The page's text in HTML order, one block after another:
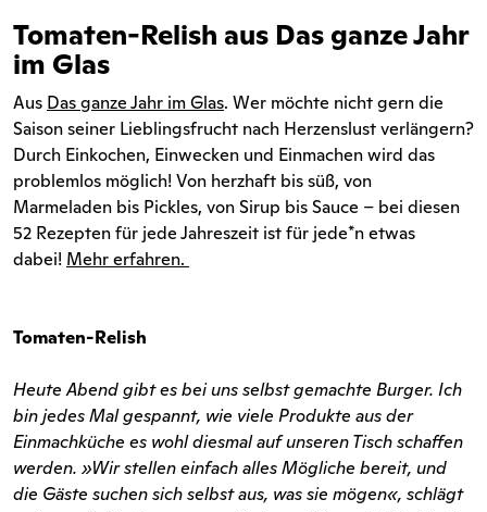
Tomaten-Relish aus Das ganze Jahr
im Glas
Aus Das ganze Jahr im Glas. Wer möchte nicht gern die
Saison seiner Lieblingsfrucht nach Herzenslust verlängern?
Durch Einkochen, Einwecken und Einmachen wird das
problemlos möglich! Von herzhaft bis süß, von
Marmeladen bis Pickles, von Sirup bis Sauce – bei diesen
52 Rezepten für jede Jahreszeit ist für jede*n etwas
dabei! Mehr erfahren.
Tomaten-Relish
Heute Abend gibt es bei uns selbst gemachte Burger. Ich
bin jedes Mal gespannt, wie viele Produkte aus der
Einmachküche es wohl diesmal auf unseren Tisch schaffen
werden. »Wir stellen einfach alles Mögliche bereit, und
die Gäste suchen sich selbst aus, was sie mögen«, schlägt